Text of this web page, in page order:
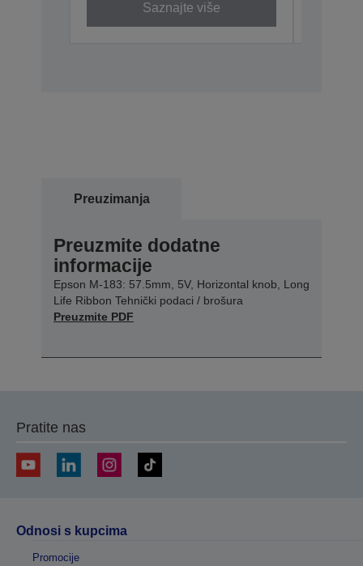
Saznajte više
Preuzimanja
Preuzmite dodatne
informacije
Epson M-183: 57.5mm, 5V, Horizontal knob, Long
Life Ribbon Tehnički podaci / brošura
Preuzmite PDF
Pratite nas
Odnosi s kupcima
Promocije